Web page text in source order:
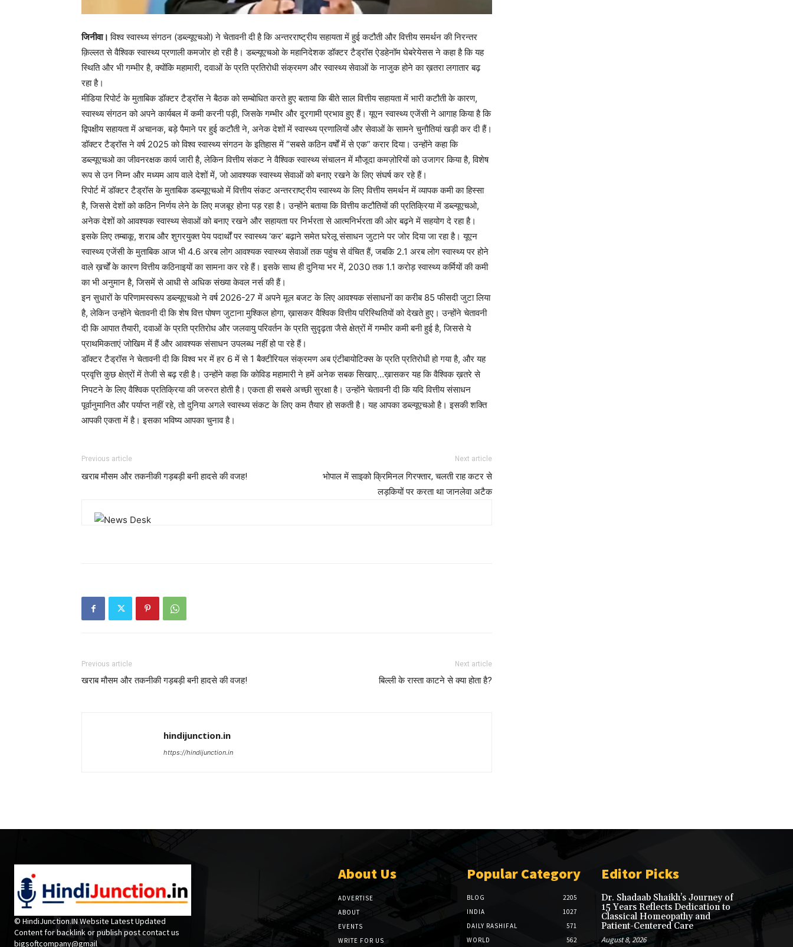
जिनीवा।विश्व स्वास्थ्य संगठन (डब्ल्यूएचओ) ने चेतावनी दी है कि अन्तरराष्ट्रीय सहायता में हुई कटौती और वित्तीय समर्थन की निरन्तर
क़िल्लत से वैश्विक स्वास्थ्य प्रणाली कमजोर हो रही है। डब्ल्यूएचओ के महानिदेशक डॉक्टर टैड्रॉस ऐडहेनॉम घेबरेयेसस ने कहा है कि यह
स्थिति और भी गम्भीर है, क्योंकि महामारी, दवाओं के प्रति प्रतिरोधी संक्रमण और स्वास्थ्य सेवाओं के नाजुक होने का ख़तरा लगातार बढ़
रहा है।
मीडिया रिपोर्ट के मुताबिक डॉक्टर टैड्रॉस ने बैठक को सम्बोधित करते हुए बताया कि बीते साल वित्तीय सहायता में भारी कटौती के कारण,
स्वास्थ्य संगठन को अपने कार्यबल में कमी करनी पड़ी, जिसके गम्भीर और दूरगामी प्रभाव हुए हैं। यूएन स्वास्थ्य एजेंसी ने आगाह किया है कि
द्विपक्षीय सहायता में अचानक, बड़े पैमाने पर हुई कटौती ने, अनेक देशों में स्वास्थ्य प्रणालियों और सेवाओं के सामने चुनौतियां खड़ी कर दी हैं।
डॉक्टर टैड्रॉस ने वर्ष 2025 को विश्व स्वास्थ्य संगठन के इतिहास में “सबसे कठिन वर्षों में से एक” करार दिया। उन्होंने कहा कि
डब्ल्यूएचओ का जीवनरक्षक कार्य जारी है, लेकिन वित्तीय संकट ने वैश्विक स्वास्थ्य संचालन में मौजूदा कमज़ोरियों को उजागर किया है, विशेष
रूप से उन निम्न और मध्यम आय वाले देशों में, जो आवश्यक स्वास्थ्य सेवाओं को बनाए रखने के लिए संघर्ष कर रहे हैं।
रिपोर्ट में डॉक्टर टैड्रॉस के मुताबिक डब्ल्यूएचओ में वित्तीय संकट अन्तरराष्ट्रीय स्वास्थ्य के लिए वित्तीय समर्थन में व्यापक कमी का हिस्सा
है, जिससे देशों को कठिन निर्णय लेने के लिए मजबूर होना पड़ रहा है। उन्होंने बताया कि वित्तीय कटौतियों की प्रतिक्रिया में डब्ल्यूएचओ,
अनेक देशों को आवश्यक स्वास्थ्य सेवाओं को बनाए रखने और सहायता पर निर्भरता से आत्मनिर्भरता की ओर बढ़ने में सहयोग दे रहा है।
इसके लिए तम्बाकू, शराब और शुगरयुक्त पेय पदार्थों पर स्वास्थ्य ‘कर’ बढ़ाने समेत घरेलू संसाधन जुटाने पर जोर दिया जा रहा है। यूएन
स्वास्थ्य एजेंसी के मुताबिक आज भी 4.6 अरब लोग आवश्यक स्वास्थ्य सेवाओं तक पहुंच से वंचित हैं, जबकि 2.1 अरब लोग स्वास्थ्य पर होने
वाले ख़र्चों के कारण वित्तीय कठिनाइयों का सामना कर रहे हैं। इसके साथ ही दुनिया भर में, 2030 तक 1.1 करोड़ स्वास्थ्य कर्मियों की कमी
का भी अनुमान है, जिसमें से आधी से अधिक संख्या केवल नर्स की हैं।
इन सुधारों के परिणामस्वरूप डब्ल्यूएचओ ने वर्ष 2026-27 में अपने मूल बजट के लिए आवश्यक संसाधनों का करीब 85 फीसदी जुटा लिया
है, लेकिन उन्होंने चेतावनी दी कि शेष वित्त पोषण जुटाना मुश्किल होगा, ख़ासकर वैश्विक वित्तीय परिस्थितियों को देखते हुए। उन्होंने चेतावनी
दी कि आपात तैयारी, दवाओं के प्रति प्रतिरोध और जलवायु परिवर्तन के प्रति सुदृढ़ता जैसे क्षेत्रों में गम्भीर कमी बनी हुई है, जिससे ये
प्राथमिकताएं जोखिम में हैं और आवश्यक संसाधन उपलब्ध नहीं हो पा रहे हैं।
डॉक्टर टैड्रॉस ने चेतावनी दी कि विश्व भर में हर 6 में से 1 बैक्टीरियल संक्रमण अब एंटीबायोटिक्स के प्रति प्रतिरोधी हो गया है, और यह
प्रवृत्ति कुछ क्षेत्रों में तेजी से बढ़ रही है। उन्होंने कहा कि कोविड महामारी ने हमें अनेक सबक सिखाए…ख़ासकर यह कि वैश्विक ख़तरे से
निपटने के लिए वैश्विक प्रतिक्रिया की जरुरत होती है। एकता ही सबसे अच्छी सुरक्षा है। उन्होंने चेतावनी दी कि यदि वित्तीय संसाधन
पूर्वानुमानित और पर्याप्त नहीं रहे, तो दुनिया अगले स्वास्थ्य संकट के लिए कम तैयार हो सकती है। यह आपका डब्ल्यूएचओ है। इसकी शक्ति
आपकी एकता में है। इसका भविष्य आपका चुनाव है।
Previous article
खराब मौसम और तकनीकी गड़बड़ी बनी हादसे की वजह!
Next article
भोपाल में साइको क्रिमिनल गिरफ्तार, चलती राह कटर से
लड़कियों पर करता था जानलेवा अटैक
Previous article
खराब मौसम और तकनीकी गड़बड़ी बनी हादसे की वजह!
Next article
बिल्ली के रास्ता काटने से क्या होता है?
hindijunction.in
https://hindijunction.in
© HindiJunction.IN Website Latest Updated
Content for backlink or publish post contact us
bigsoftcompany@gmail
About Us
ADVERTISE
ABOUT
EVENTS
WRITE FOR US
Popular Category
BLOG
2205
INDIA
1027
DAILY RASHIFAL
571
WORLD
562
Editor Picks
Dr. Shadaab Shaikh’s Journey of
15 Years Reflects Dedication to
Classical Homeopathy and
Patient-Centered Care
August 8, 2026